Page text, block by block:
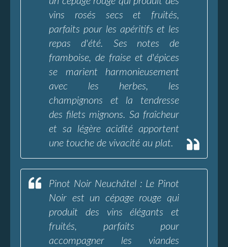
vins rosés secs et fruités,
parfaits pour les apéritifs et les
repas d'été. Ses notes de
framboise, de fraise et d'épices
se marient harmonieusement
avec les herbes, les
champignons et la tendresse
des filets mignons. Sa fraîcheur
et sa légère acidité apportent
une touche de vivacité au plat.
Pinot Noir Neuchâtel : Le Pinot
Noir est un cépage rouge qui
produit des vins élégants et
fruités, parfaits pour
accompagner les viandes